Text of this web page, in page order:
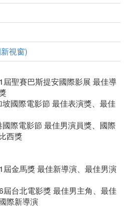
視窗)
屆聖賽巴斯提安國際影展 最佳導
國際電影節 最佳表演獎、最佳
際電影節 最佳男演員獎、國際
西獎
屆金馬獎 最佳新導演、最佳男演
屆台北電影獎 最佳男主角、最佳
際新導演